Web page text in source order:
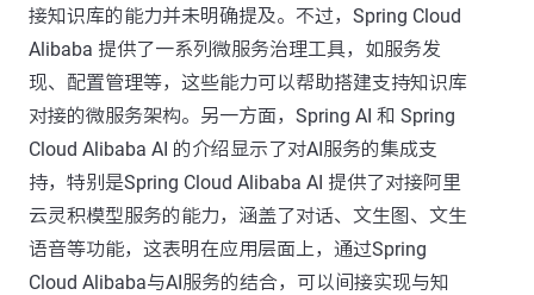
接知识库的能力并未明确提及。不过，Spring Cloud
Alibaba 提供了一系列微服务治理工具，如服务发
现、配置管理等，这些能力可以帮助搭建支持知识库
对接的微服务架构。另一方面，Spring AI 和 Spring
Cloud Alibaba AI 的介绍显示了对AI服务的集成支
持，特别是Spring Cloud Alibaba AI 提供了对接阿里
云灵积模型服务的能力，涵盖了对话、文生图、文生
语音等功能，这表明在应用层面上，通过Spring
Cloud Alibaba与AI服务的结合，可以间接实现与知